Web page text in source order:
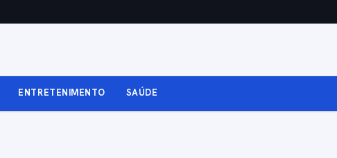
ENTRETENIMENTO SAÚDE